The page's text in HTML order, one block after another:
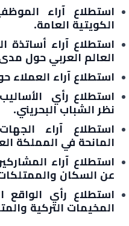
استطلاع آراء
الكويتية العامة.
استطلاع آراء أساتذة
العالم العربي حول
استطلاع آراء العملاء
استطلاع رأي
نظر الشباب البحريني.
استطلاع آراء
المانحة في المملكة
استطلاع آراء
عن السكان
استطلاع رأي الواقع
المخيمات التركية